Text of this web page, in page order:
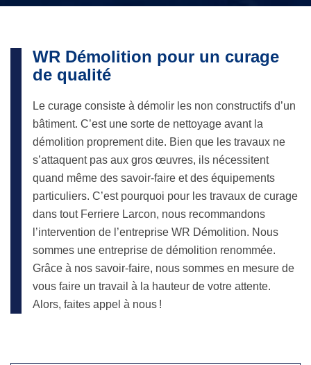
WR Démolition pour un curage
de qualité
Le curage consiste à démolir les non constructifs d’un
bâtiment. C’est une sorte de nettoyage avant la
démolition proprement dite. Bien que les travaux ne
s’attaquent pas aux gros œuvres, ils nécessitent
quand même des savoir-faire et des équipements
particuliers. C’est pourquoi pour les travaux de curage
dans tout Ferriere Larcon, nous recommandons
l’intervention de l’entreprise WR Démolition. Nous
sommes une entreprise de démolition renommée.
Grâce à nos savoir-faire, nous sommes en mesure de
vous faire un travail à la hauteur de votre attente.
Alors, faites appel à nous !